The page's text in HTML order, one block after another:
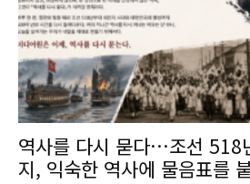
역사를 다시 묻다…조선 518
지, 익숙한 역사에 물음표를